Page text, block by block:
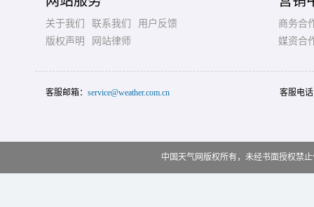
关于我们 联系我们
用户反馈
版权声明
网站律师
商务合
媒资合
客服邮箱： service@weather.com.cn 客服电
中国天气网版权所有，未经书面授权